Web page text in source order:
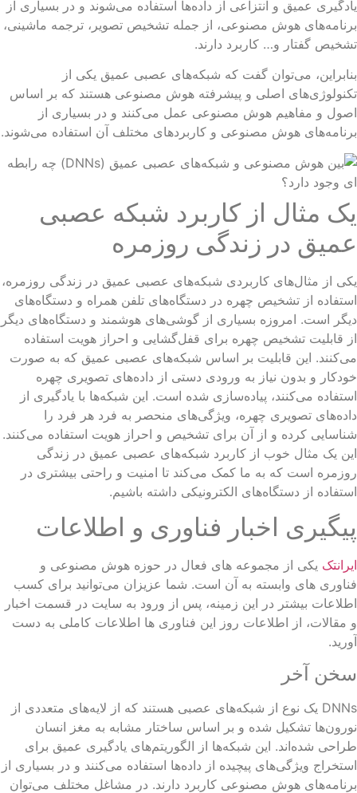
عمیق و انتزاعی از داده‌ها استفاده می‌شوند و در بسیاری از
هوش مصنوعی، از جمله تشخیص تصویر، ترجمه ماشینی،
گفتار و… کاربرد دارند.
می‌توان گفت که شبکه‌های عصبی عمیق یکی از
اصلی و پیشرفته هوش مصنوعی هستند که بر اساس
و مفاهیم هوش مصنوعی عمل می‌کنند و در بسیاری از
هوش مصنوعی و کاربردهای مختلف آن استفاده می‌شوند.
مثال از کاربرد شبکه عصبی
در زندگی روزمره
از مثال‌های کاربردی شبکه‌های عصبی عمیق در زندگی روزمره،
از تشخیص چهره در دستگاه‌های تلفن همراه و دستگاه‌های
است. امروزه بسیاری از گوشی‌های هوشمند و دستگاه‌های دیگر
قابلیت تشخیص چهره برای قفل‌گشایی و احراز هویت استفاده
این قابلیت بر اساس شبکه‌های عصبی عمیق که به صورت
و بدون نیاز به ورودی دستی از داده‌های تصویری چهره
می‌کنند، پیاده‌سازی شده است. این شبکه‌ها با یادگیری از
تصویری چهره، ویژگی‌های منحصر به فرد هر فرد را
کرده و از آن برای تشخیص و احراز هویت استفاده می‌کنند.
یک مثال خوب از کاربرد شبکه‌های عصبی عمیق در زندگی
است که به ما کمک می‌کند تا امنیت و راحتی بیشتری در
از دستگاه‌های الکترونیکی داشته باشیم.
اخبار فناوری و اطلاعات
یکی از مجموعه های فعال در حوزه هوش مصنوعی و
های وابسته به آن است. شما عزیزان می‌توانید برای کسب
بیشتر در این زمینه، پس از ورود به سایت در قسمت اخبار
مقالات، از اطلاعات روز این فناوری ها اطلاعات کاملی به دست
آخر
DNNs یک نوع از شبکه‌های عصبی هستند که از لایه‌های متعددی از
تشکیل شده و بر اساس ساختار مشابه به مغز انسان
شده‌اند. این شبکه‌ها از الگوریتم‌های یادگیری عمیق برای
ویژگی‌های پیچیده از داده‌ها استفاده می‌کنند و در بسیاری از
هوش مصنوعی کاربرد دارند. در مشاغل مختلف می‌توان